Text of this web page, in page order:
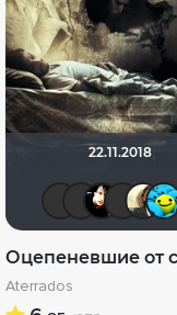
22.11.2018
Оцепеневшие от
Aterrados